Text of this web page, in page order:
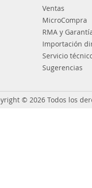
Ventas
MicroCompra
RMA y
Importación
Servicio
Sugerencias
© 2026 Todos los